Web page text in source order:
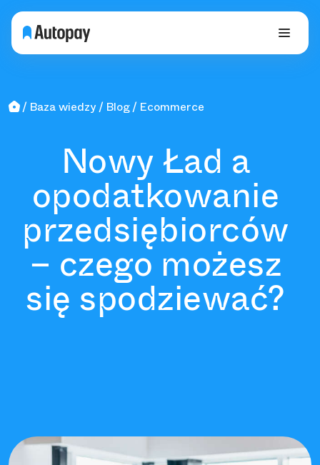
Baza wiedzy Blog Ecommerce
Nowy Ład a
opodatkowanie
przedsiębiorców
– czego możesz
się spodziewać?